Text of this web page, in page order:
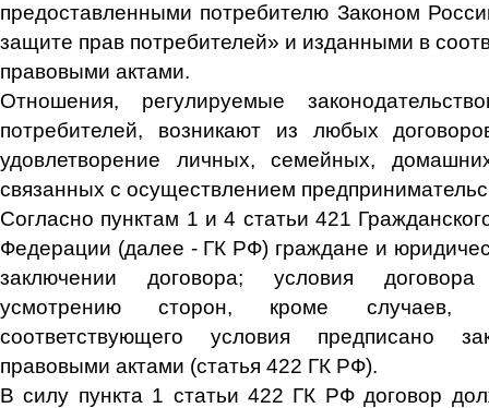
предоставленными потребителю Законом
защите прав потребителей» и изданными в
правовыми актами.
Отношения, регулируемые
потребителей, возникают из любых
удовлетворение личных, семейных,
связанных с осуществлением
Согласно пунктам 1 и 4 статьи 421
Федерации (далее - ГК РФ) граждане и
заключении договора; условия
усмотрению сторон, кроме случаев,
соответствующего условия предписано
правовыми актами (статья 422 ГК РФ).
В силу пункта 1 статьи 422 ГК РФ договор